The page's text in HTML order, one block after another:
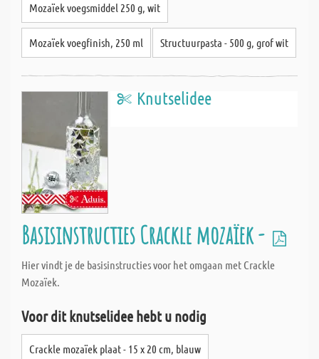
Mozaïek voegsmiddel 250 g, wit
Mozaïek voegfinish, 250 ml Structuurpasta - 500 g, grof wit
Knutselidee
Basisinstructies Crackle mozaïek -
Hier vindt je de basisinstructies voor het omgaan met Crackle
Mozaïek.
Voor dit knutselidee hebt u nodig
Crackle mozaïek plaat - 15 x 20 cm, blauw